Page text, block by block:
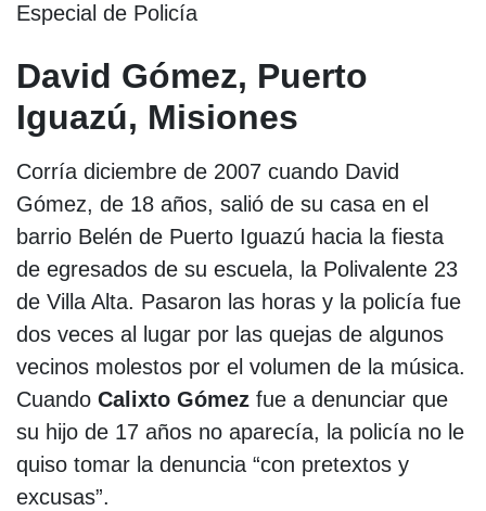
Especial de Policía
David Gómez, Puerto
Iguazú, Misiones
Corría diciembre de 2007 cuando David
Gómez, de 18 años, salió de su casa en el
barrio Belén de Puerto Iguazú hacia la fiesta
de egresados de su escuela, la Polivalente 23
de Villa Alta. Pasaron las horas y la policía fue
dos veces al lugar por las quejas de algunos
vecinos molestos por el volumen de la música.
Cuando Calixto Gómez fue a denunciar que
su hijo de 17 años no aparecía, la policía no le
quiso tomar la denuncia “con pretextos y
excusas”.